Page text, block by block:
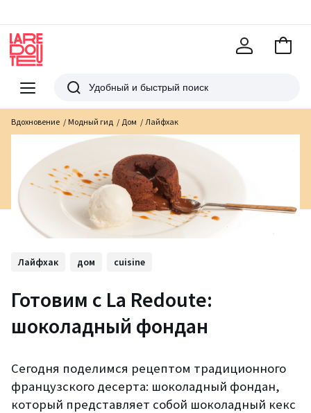
Меню
Redoute
Поиск
В
Вдохновение Модный гид Дом Лайфхак
Лайфхак дом cuisine
Готовим с La Redoute:
шоколадный фондан
Сегодня поделимся рецептом традиционного
французского десерта: шоколадный фондан,
который представляет собой шоколадный кекс